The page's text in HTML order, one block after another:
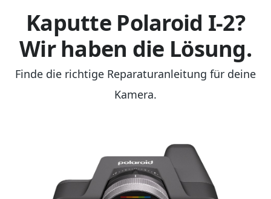
Kaputte Polaroid I-2?
Wir haben die Lösung.
Finde die richtige Reparaturanleitung für deine
Kamera.